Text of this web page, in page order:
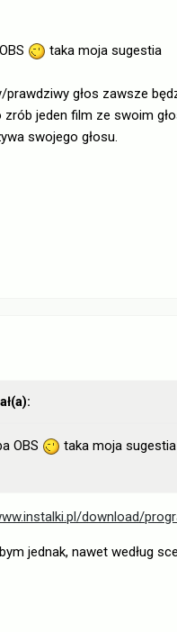
taka moja sugestia
głos zawsze
jeden film ze swoim
swojego głosu.
OBS taka moja sugestia
download/
jednak, nawet według